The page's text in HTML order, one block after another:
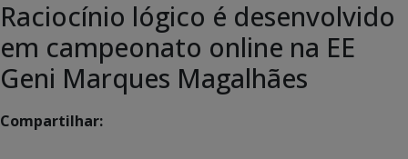
Raciocínio lógico é desenvolvido
em campeonato online na EE
Geni Marques Magalhães
Compartilhar: